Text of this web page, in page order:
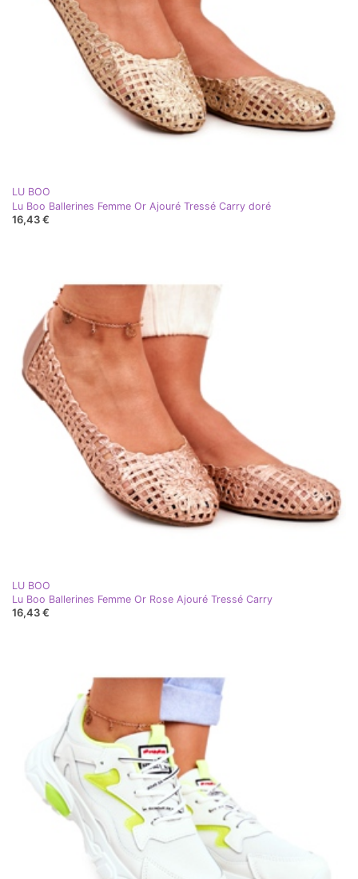
LU BOO
Lu Boo Ballerines Femme Or Ajouré Tressé Carry doré
16,43 €
LU BOO
Lu Boo Ballerines Femme Or Rose Ajouré Tressé Carry
16,43 €